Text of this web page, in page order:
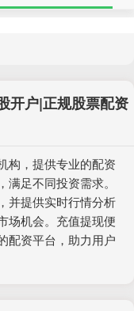
开户|正规股票配资
构，提供专业的配资
足不同投资需求。
并提供实时行情分析
场机会。充值提现便
配资平台，助力用户